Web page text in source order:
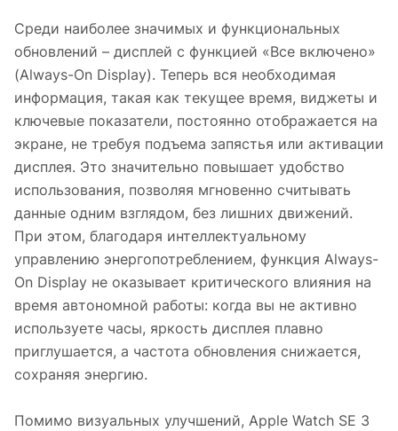
Среди наиболее значимых и функциональных
обновлений – дисплей с функцией «Все включено»
(Always-On Display). Теперь вся необходимая
информация, такая как текущее время, виджеты и
ключевые показатели, постоянно отображается на
экране, не требуя подъема запястья или активации
дисплея. Это значительно повышает удобство
использования, позволяя мгновенно считывать
данные одним взглядом, без лишних движений.
При этом, благодаря интеллектуальному
управлению энергопотреблением, функция Always-
On Display не оказывает критического влияния на
время автономной работы: когда вы не активно
используете часы, яркость дисплея плавно
приглушается, а частота обновления снижается,
сохраняя энергию.
Помимо визуальных улучшений, Apple Watch SE 3